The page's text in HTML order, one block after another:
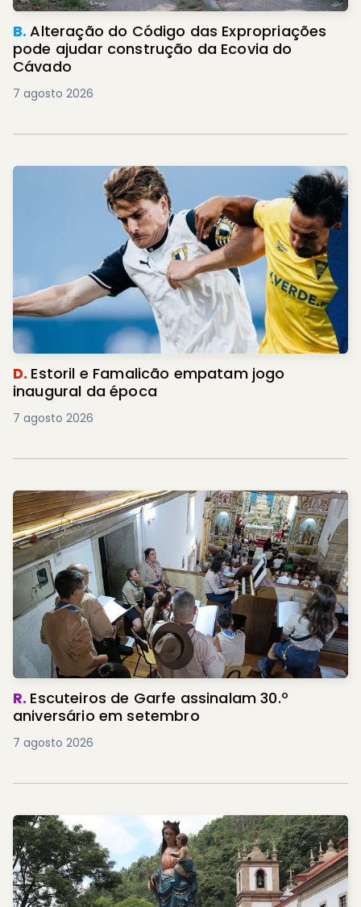
B.Alteração do Código das Expropriações
pode ajudar construção da Ecovia do
Cávado
7 agosto 2026
D. Estoril e Famalicão empatam jogo
inaugural da época
7 agosto 2026
R. Escuteiros de Garfe assinalam 30.º
aniversário em setembro
7 agosto 2026